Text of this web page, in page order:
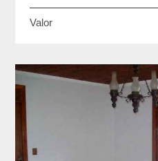
Valor